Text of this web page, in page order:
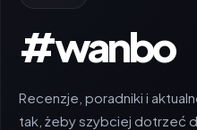
#wanbo
Recenzje, poradniki i
tak, żeby szybciej dotrzeć